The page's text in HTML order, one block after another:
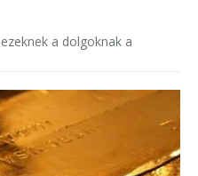
a dolgoknak a